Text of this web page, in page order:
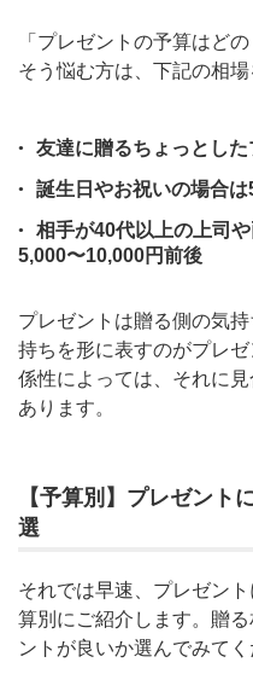
「プレゼントの予算はど
そう悩む方は、下記の相場
友達に贈るちょっとし
誕生日やお祝いの場合
相手が40代以上の上司
5,000〜10,000円前後
プレゼントは贈る側の気
持ちを形に表すのがプレ
係性によっては、それに
あります。
【予算別】プレゼント
選
それでは早速、プレゼン
算別にご紹介します。贈
ントが良いか選んでみてく